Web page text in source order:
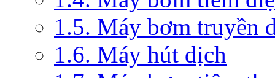
1.5. Máy bơm truyền
1.6. Máy hút dịch